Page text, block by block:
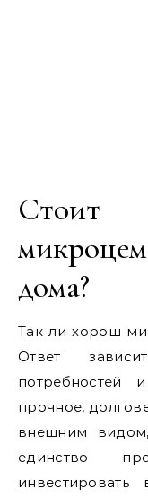
Стоит
дома?
Так ли хорош
Ответ
прочное,
внешним
единство